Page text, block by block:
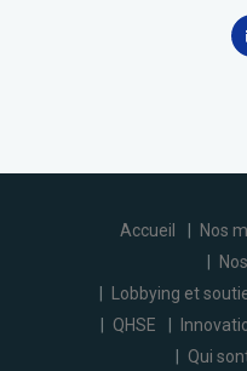
Accueil Nos
Lobbying et
QHSE
Qui